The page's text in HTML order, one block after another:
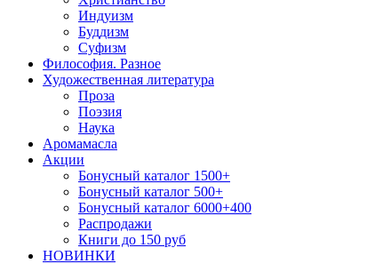
Индуизм
Буддизм
Суфизм
Философия. Разное
Художественная литература
Проза
Поэзия
Наука
Аромамасла
Акции
Бонусный каталог 1500+
Бонусный каталог 500+
Бонусный каталог 6000+400
Распродажи
Книги до 150 руб
НОВИНКИ